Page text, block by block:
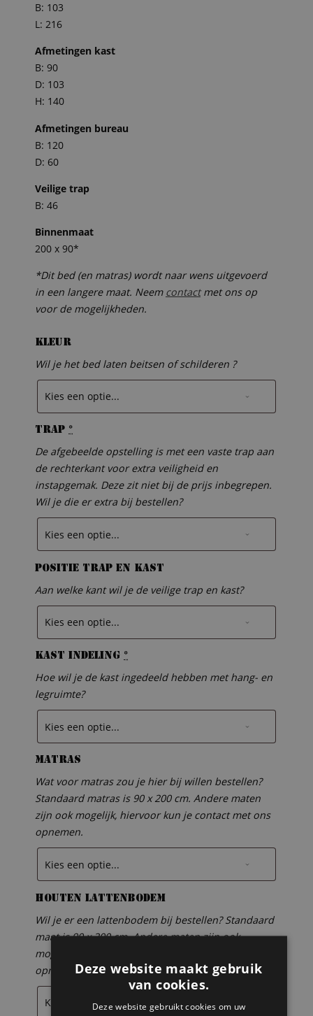
B: 103
L: 216
Afmetingen kast
B: 90
D: 103
H: 140
Afmetingen bureau
B: 120
D: 60
Veilige trap
B: 46
Binnenmaat
200 x 90*
*Dit bed (en matras) wordt naar wens uitgevoerd
in een langere maat. Neem contactmet ons op
voor de mogelijkheden.
Kleur
Wil je het bed laten beitsen of schilderen ?
Trap *
De afgebeelde opstelling is met een vaste trap aan
de rechterkant voor extra veiligheid en
instapgemak. Deze zit niet bij de prijs inbegrepen.
Wil je die er extra bij bestellen?
Positie trap en kast
Aan welke kant wil je de veilige trap en kast?
Kast indeling *
Hoe wil je de kast ingedeeld hebben met hang- en
legruimte?
Matras
Wat voor matras zou je hier bij willen bestellen?
Standaard matras is 90 x 200 cm. Andere maten
zijn ook mogelijk, hiervoor kun je contact met ons
opnemen.
Houten lattenbodem
Wil je er een lattenbodem bij bestellen? Standaard
maat is 90 x 200 cm. Andere maten zijn ook
mogelijk, hiervoor kun je contact met ons
opnemen.Deze website maakt gebruik
van cookies.
Deze website gebruikt cookies om uw